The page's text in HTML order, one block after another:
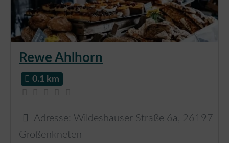
Rewe Ahlhorn
0.1 km
Adresse: Wildeshauser Straße 6a , 26197
Großenkneten